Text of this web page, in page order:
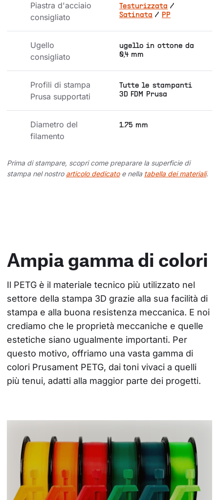
Piastra d'acciaio
consigliato
Testurizzata /
Satinata / PP
Ugello
consigliato
ugello in ottone da
0,4 mm
Profili di stampa
Prusa supportati
Tutte le stampanti
3D FDM Prusa
Diametro del
filamento
1.75 mm
Prima di stampare, scopri come preparare la superficie di
stampa nel nostro articolo dedicatoe nella tabella dei materiali.
Ampia gamma di colori
Il PETG è il materiale tecnico più utilizzato nel
settore della stampa 3D grazie alla sua facilità di
stampa e alla buona resistenza meccanica. E noi
crediamo che le proprietà meccaniche e quelle
estetiche siano ugualmente importanti. Per
questo motivo, offriamo una vasta gamma di
colori Prusament PETG, dai toni vivaci a quelli
più tenui, adatti alla maggior parte dei progetti.